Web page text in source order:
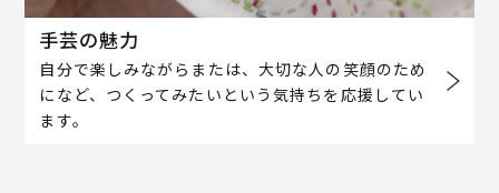
手芸の魅力
自分で楽しみながらまたは、大切な人の笑顔のため
になど、つくってみたいという気持ちを応援してい
ます。